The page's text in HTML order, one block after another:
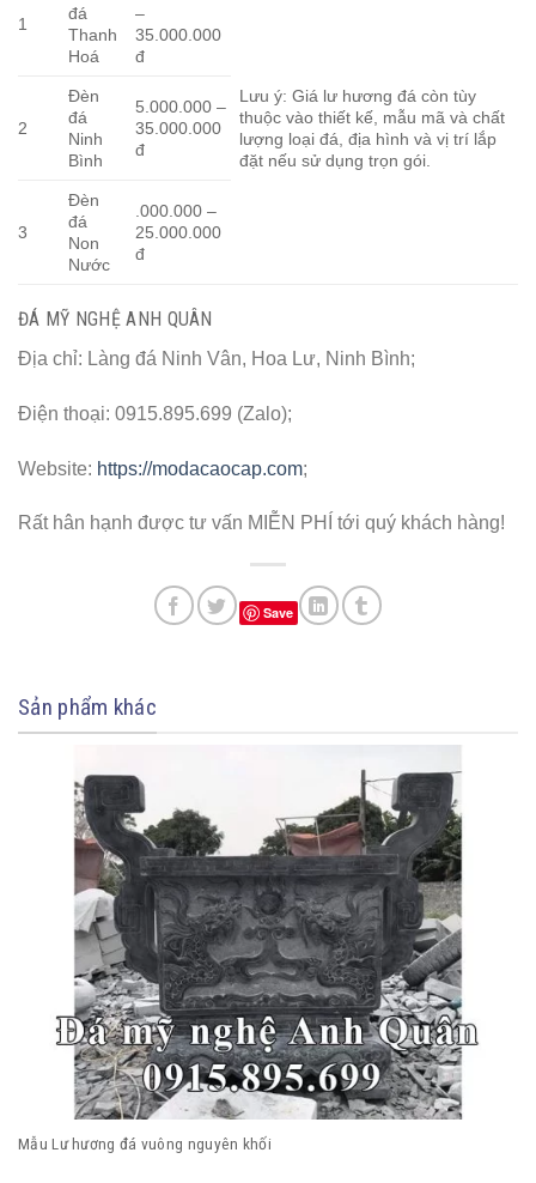
1
đá
Thanh
Hoá
–
35.000.000
đ
Lưu ý: Giá lư hương đá còn tùy
thuộc vào thiết kế, mẫu mã và chất
lượng loại đá, địa hình và vị trí lắp
đặt nếu sử dụng trọn gói.
2
Đèn
đá
Ninh
Bình
5.000.000 –
35.000.000
đ
3
Đèn
đá
Non
Nước
.000.000 –
25.000.000
đ
ĐÁ MỸ NGHỆ ANH QUÂN
Địa chỉ: Làng đá Ninh Vân, Hoa Lư, Ninh Bình;
Điện thoại: 0915.895.699 (Zalo);
Website: https://modacaocap.com;
Rất hân hạnh được tư vấn MIỄN PHÍ tới quý khách hàng!
Save
Sản phẩm khác
Mẫu Lư hương đá vuông nguyên khối